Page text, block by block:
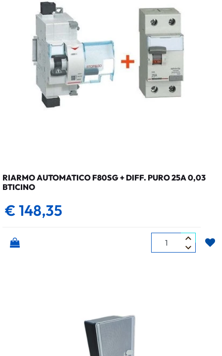
RIARMO AUTOMATICO F80SG + DIFF. PURO 25A 0,03
BTICINO
€ 148,35
Quantità